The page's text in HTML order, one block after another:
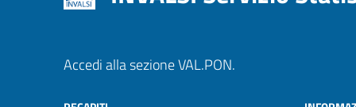
Accedi alla sezione VAL.PON.